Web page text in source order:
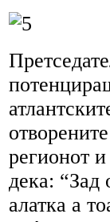
регионот и
дека: “Зад
алатка а